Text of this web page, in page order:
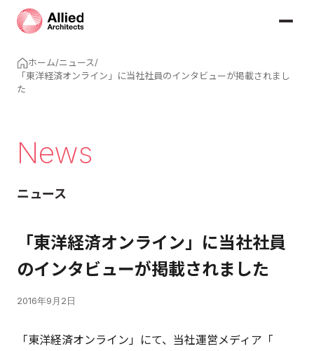
ホーム/ニュース/
「東洋経済オンライン」に当社社員のインタビューが掲載されまし
た
News
ニュース
「東洋経済オンライン」に当社社員
のインタビューが掲載されました
2016年9月2日
「東洋経済オンライン」にて、当社運営メディア「